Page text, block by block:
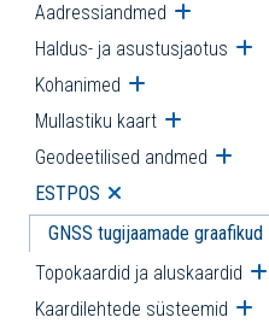
Aadressiandmed Ava
Haldus- ja asustusjaotus
Kohanimed Ava
Mullastiku kaart Ava
Geodeetilised andmed Ava
ESTPOS Ava alammenüü
GNSS tugijaamade graafikud
Topokaardid ja aluskaardid
Kaardilehtede süsteemid